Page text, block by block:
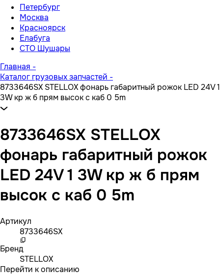
Петербург
Москва
Красноярск
Елабуга
СТО Шушары
Главная -
Каталог грузовых запчастей -
8733646SX STELLOX фонарь габаритный рожок LED 24V 1
3W кр ж б прям высок с каб 0 5m
8733646SX STELLOX
фонарь габаритный рожок
LED 24V 1 3W кр ж б прям
высок с каб 0 5m
Артикул
8733646SX
Бренд
STELLOX
Перейти к описанию